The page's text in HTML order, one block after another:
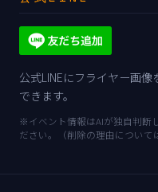
公式LINEにフライヤー画
できます。
※イベント情報はAIが独自判断
ださい。（削除の理由について